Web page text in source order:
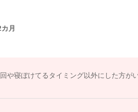
月
や寝ぼけてるタイミング以外にした方が